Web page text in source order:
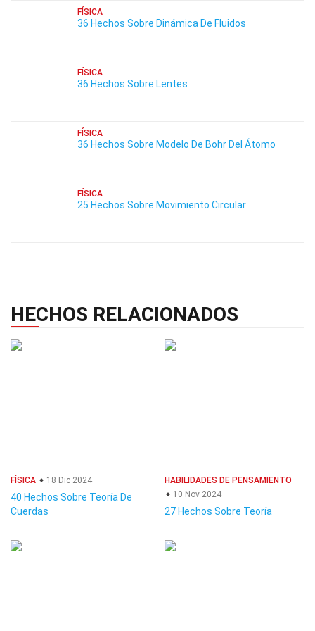
FÍSICA
36 Hechos Sobre Dinámica De Fluidos
FÍSICA
36 Hechos Sobre Lentes
FÍSICA
36 Hechos Sobre Modelo De Bohr Del Átomo
FÍSICA
25 Hechos Sobre Movimiento Circular
HECHOS RELACIONADOS
FÍSICA 18 Dic 2024
40 Hechos Sobre Teoría De
Cuerdas
HABILIDADES DE PENSAMIENTO
10 Nov 2024
27 Hechos Sobre Teoría